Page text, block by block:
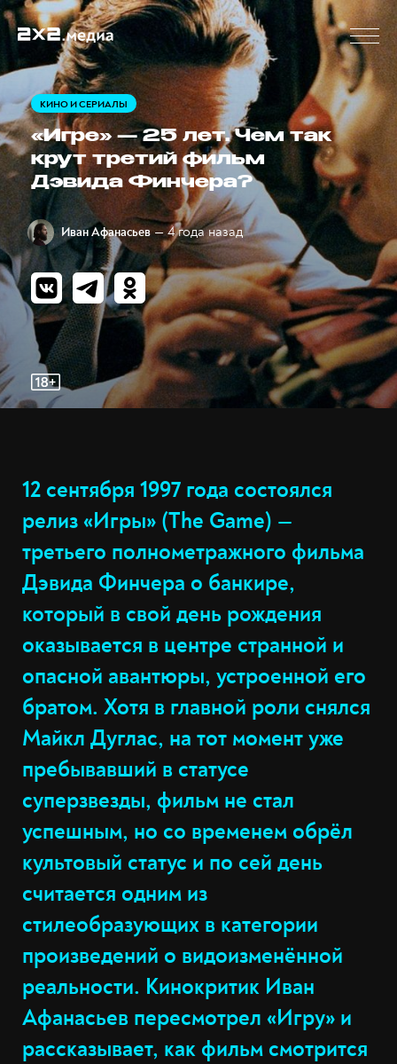
КИНО И СЕРИАЛЫ
«Игре» — 25 лет. Чем так
крут третий фильм
Дэвида Финчера?
Иван Афанасьев — 4 года назад
12 сентября 1997 года состоялся
релиз «Игры» (The Game) —
третьего полнометражного фильма
Дэвида Финчера о банкире,
который в свой день рождения
оказывается в центре странной и
опасной авантюры, устроенной его
братом. Хотя в главной роли снялся
Майкл Дуглас, на тот момент уже
пребывавший в статусе
суперзвезды, фильм не стал
успешным, но со временем обрёл
культовый статус и по сей день
считается одним из
стилеобразующих в категории
произведений о видоизменённой
реальности. Кинокритик Иван
Афанасьев пересмотрел «Игру» и
рассказывает, как фильм смотрится